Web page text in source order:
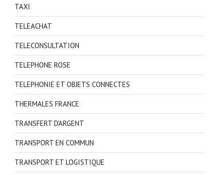
TAXI
TELEACHAT
TELECONSULTATION
TELEPHONE ROSE
TELEPHONIE ET OBJETS CONNECTES
THERMALES FRANCE
TRANSFERT D'ARGENT
TRANSPORT EN COMMUN
TRANSPORT ET LOGISTIQUE